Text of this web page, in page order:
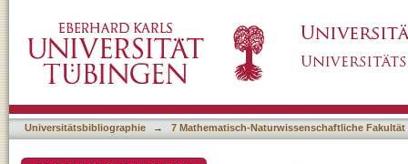
to Parkinsons disease
Universitätsbibliographie → 7 Mathematisch-Naturwissenschaftliche Fakultät